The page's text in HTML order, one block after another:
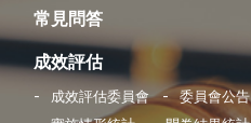
常見問答
成效評估
成效評估委員會 委員會公告